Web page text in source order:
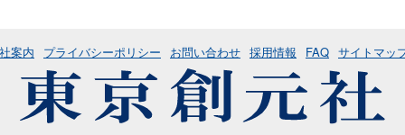
案内 プライバシーポリシー お問い合わせ 採用情報 FAQ サイトマッ